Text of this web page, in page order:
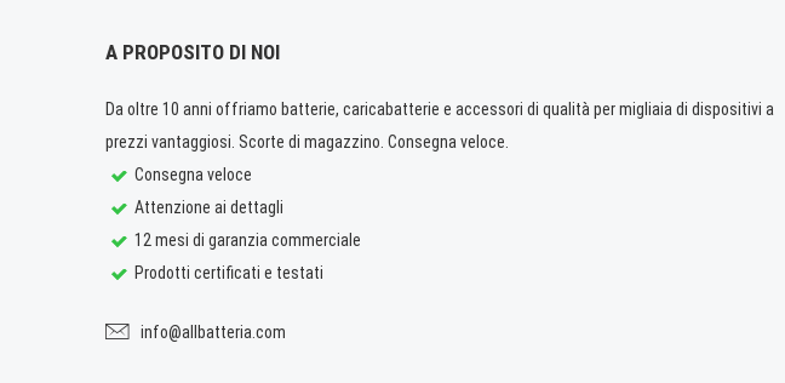
A PROPOSITO DI NOI
Da oltre 10 anni offriamo batterie, caricabatterie e accessori di qualità per migliaia di dispositivi a
prezzi vantaggiosi. Scorte di magazzino. Consegna veloce.
Consegna veloce
Attenzione ai dettagli
12 mesi di garanzia commerciale
Prodotti certificati e testati
info@allbatteria.com